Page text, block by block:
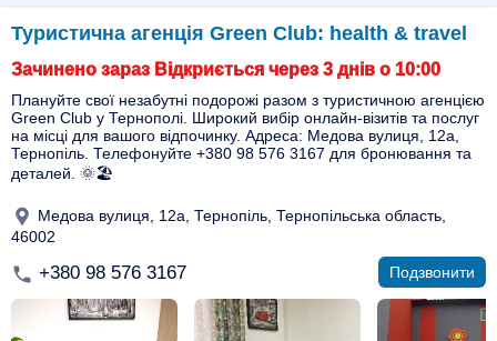
Туристична агенція Green Club: health & travel
Зачинено зараз Відкриється через 3 днів о 10:00
Плануйте свої незабутні подорожі разом з туристичною агенцією
Green Club у Тернополі. Широкий вибір онлайн-візитів та послуг
на місці для вашого відпочинку. Адреса: Медова вулиця, 12а,
Тернопіль. Телефонуйте +380 98 576 3167 для бронювання та
деталей. 🌞🏖️
Медова вулиця, 12а, Тернопіль, Тернопільська область,
46002
+380 98 576 3167 Подзвонити